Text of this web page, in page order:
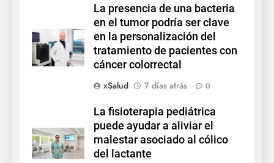
La presencia de una bacteria
en el tumor podría ser clave
en la personalización del
tratamiento de pacientes con
cáncer colorrectal
xSalud
7 días atrás 0
La fisioterapia pediátrica
puede ayudar a aliviar el
malestar asociado al cólico
del lactante